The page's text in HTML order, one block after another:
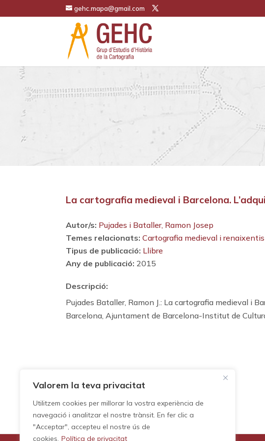
Valorem la teva privacitat
Utilitzem cookies per millorar la vostra experiència de
navegació i analitzar el nostre trànsit. En fer clic a
"Acceptar", accepteu el nostre ús de
cookies. Política de privacitat
gehc.mapa@gmail.com
La cartografia medieval i Barcelona.
Autor/s: Pujades i Bataller, Ramon Josep
Temes relacionats: Cartografia medieval i
Tipus de publicació: Llibre
Any de publicació: 2015
Descripció:
Pujades Bataller, Ramon J.: La cartografia medieval i
Barcelona, Ajuntament de Barcelona-Institut de